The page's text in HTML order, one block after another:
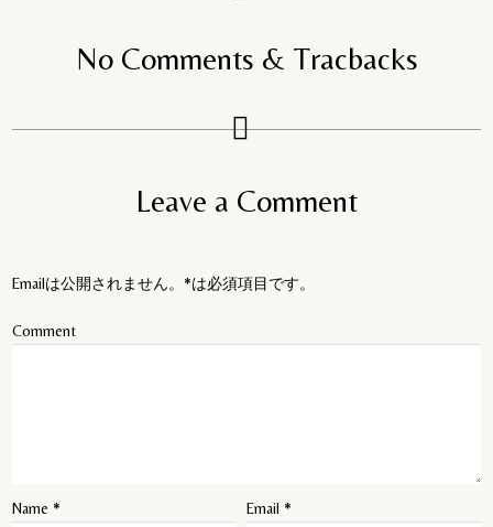
No Comments & Tracbacks
Leave a Comment
Emailは公開されません。*は必須項目です。
Comment
Name * Email *